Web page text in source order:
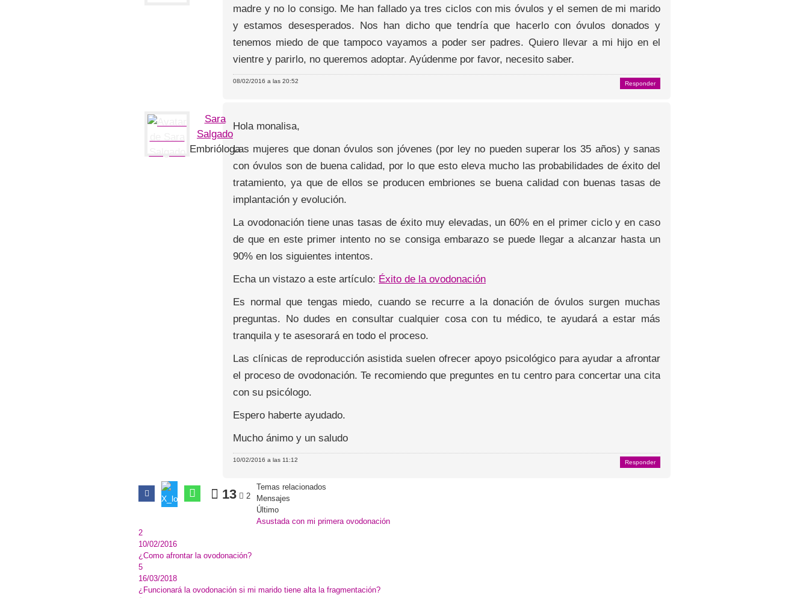
madre y no lo consigo. Me han fallado ya tres ciclos con mis óvulos y el semen de mi marido
y estamos desesperados. Nos han dicho que tendría que hacerlo con óvulos donados y
tenemos miedo de que tampoco vayamos a poder ser padres. Quiero llevar a mi hijo en el
vientre y parirlo, no queremos adoptar. Ayúdenme por favor, necesito saber.
08/02/2016 a las 20:52 Responder
Sara
Salgado
Embrióloga
Hola monalisa,
Las mujeres que donan óvulos son jóvenes (por ley no pueden superar los 35 años) y sanas
con óvulos son de buena calidad, por lo que esto eleva mucho las probabilidades de éxito del
tratamiento, ya que de ellos se producen embriones se buena calidad con buenas tasas de
implantación y evolución.
La ovodonación tiene unas tasas de éxito muy elevadas, un 60% en el primer ciclo y en caso
de que en este primer intento no se consiga embarazo se puede llegar a alcanzar hasta un
90% en los siguientes intentos.
Echa un vistazo a este artículo: Éxito de la ovodonación
Es normal que tengas miedo, cuando se recurre a la donación de óvulos surgen muchas
preguntas. No dudes en consultar cualquier cosa con tu médico, te ayudará a estar más
tranquila y te asesorará en todo el proceso.
Las clínicas de reproducción asistida suelen ofrecer apoyo psicológico para ayudar a afrontar
el proceso de ovodonación. Te recomiendo que preguntes en tu centro para concertar una cita
con su psicólogo.
Espero haberte ayudado.
Mucho ánimo y un saludo
10/02/2016 a las 11:12 Responder
13 2
Temas relacionados
Mensajes
Último
Asustada con mi primera ovodonación
2
10/02/2016
¿Como afrontar la ovodonación?
5
16/03/2018
¿Funcionará la ovodonación si mi marido tiene alta la fragmentación?